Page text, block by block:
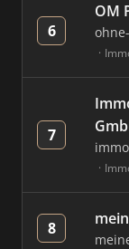
6
OM
7
8